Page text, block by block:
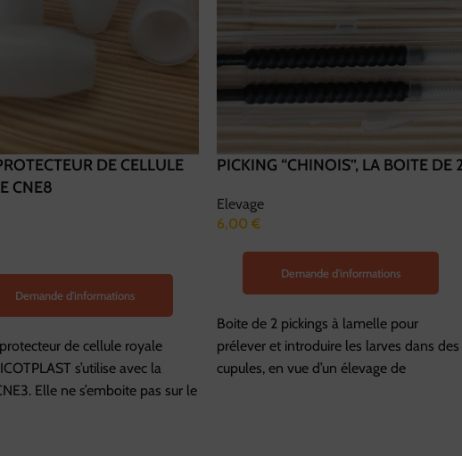
DE CELLULE
CNE8
Demande d'informations
de cellule royale
s’utilise avec la
Elle ne s’emboite pas sur le
PICKING “CHINOIS”, LA BOITE DE
Elevage
6,00 €
Demande d'informations
Boite de 2 pickings à lamelle pour
prélever et introduire les larves dans des
cupules, en vue d’un élevage de